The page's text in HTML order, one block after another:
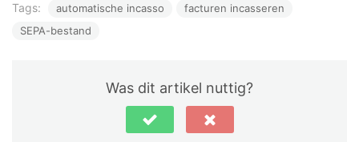
Tags: automatische incasso
facturen incasseren
SEPA-bestand
Was dit artikel nuttig?